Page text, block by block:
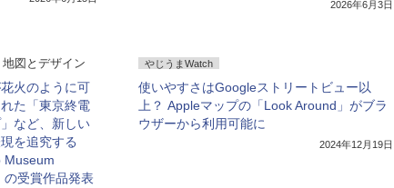
2026年6月3日
地図とデザイン
火のように可
た「東京終電
など、新しい
を追究する
Museum
の受賞作品発表
やじうまWatch
使いやすさはGoogleストリートビュー以
上？ Appleマップの「Look Around」がブラ
ウザーから利用可能に
2024年12月19日